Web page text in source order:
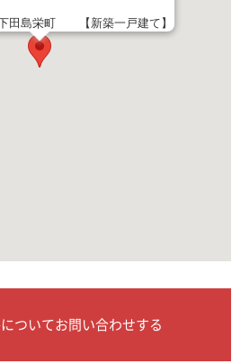
田島栄町 【新築一戸建て】
ついてお問い合わせする